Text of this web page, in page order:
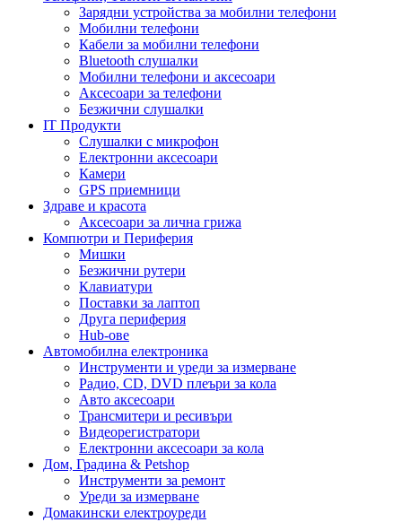
Зарядни устройства за мобилни телефони
Мобилни телефони
Кабели за мобилни телефони
Bluetooth слушалки
Мобилни телефони и аксесоари
Аксесоари за телефони
Безжични слушалки
IT Продукти
Слушалки с микрофон
Електронни аксесоари
Камери
GPS приемници
Здраве и красота
Аксесоари за лична грижа
Компютри и Периферия
Мишки
Безжични рутери
Клавиатури
Поставки за лаптоп
Друга периферия
Hub-ове
Автомобилна електроника
Инструменти и уреди за измерване
Радио, CD, DVD плеъри за кола
Авто аксесоари
Трансмитери и ресивъри
Видеорегистратори
Електронни аксесоари за кола
Дом, Градина & Petshop
Инструменти за ремонт
Уреди за измерване
Домакински електроуреди